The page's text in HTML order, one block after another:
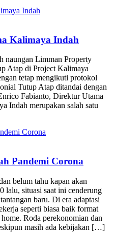
Kalimaya Indah
naungan Limman Property
Atap di Project Kalimaya
tetap mengikuti protokol
Tutup Atap ditandai dengan
Fabianto, Direktur Utama
Indah merupakan salah satu
Pandemi Corona
belum tahu kapan akan
lalu, situasi saat ini cenderung
baru. Di era adaptasi
seperti biasa baik format
Roda perekonomian dan
masih ada kebijakan […]